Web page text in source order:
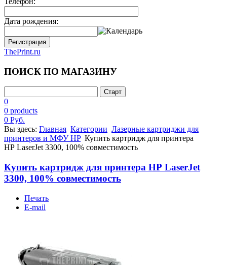
Дата рождения:
Регистрация
ThePrint.ru
ПОИСК ПО МАГАЗИНУ
0
0 products
0 Руб.
Вы здесь: Главная Категории Лазерные картриджи для
принтеров и МФУ HP Купить картридж для принтера
HP LaserJet 3300, 100% совместимость
Купить картридж для принтера HP LaserJet
3300, 100% совместимость
Печать
E-mail